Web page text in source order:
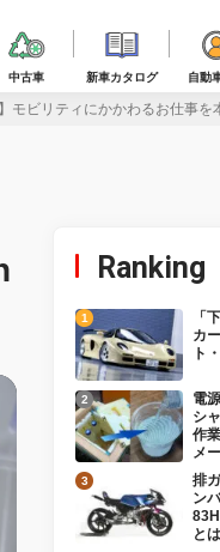
中古車 新車カタログ 自動
モビリティにかかわるお仕事
Ranking
「
カ
ト
電
シ
作
メ
排
ン
とは